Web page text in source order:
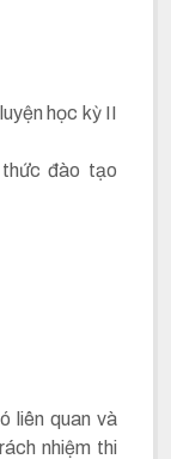
học kỳ II
đào tạo
liên quan và
nhiệm thi